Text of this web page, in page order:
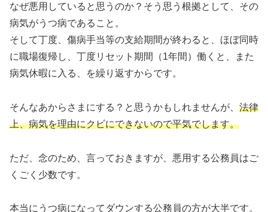
なぜ悪用していると思うのか？そう思う根拠として、その
病気がうつ病であること。
そして丁度、傷病手当等の支給期間が終わると、ほぼ同時
に職場復帰し、丁度リセット期間（1年間）働くと、また
病気休暇に入る、を繰り返すからです。
そんなあからさまにする？と思うかもしれませんが、 法律
上、病気を理由にクビにできないので平気でします。
ただ、念のため、言っておきますが、悪用する公務員はご
くごく少数です。
本当にうつ病になってダウンする公務員の方が大半です。